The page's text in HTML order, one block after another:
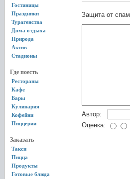
Гостиницы
Праздники
Турагенства
Дома отдыха
Природа
Актив
Стадионы
Где поесть
Рестораны
Кафе
Бары
Кулинария
Кофейни
Пиццерии
Заказать
Такси
Пицца
Продукты
Готовые блюда
Защита от
Автор:
Оценка: